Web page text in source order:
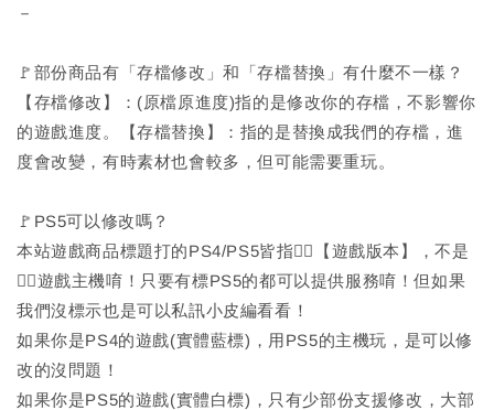
－
🚩部份商品有「存檔修改」和「存檔替換」有什麼不一樣？
【存檔修改】：(原檔原進度)指的是修改你的存檔，不影響你
的遊戲進度。【存檔替換】：指的是替換成我們的存檔，進
度會改變，有時素材也會較多，但可能需要重玩。
🚩PS5可以修改嗎？
本站遊戲商品標題打的PS4/PS5皆指🙆‍♂️【遊戲版本】，不是
🙅‍♂️遊戲主機唷！只要有標PS5的都可以提供服務唷！但如果
我們沒標示也是可以私訊小皮編看看！
如果你是PS4的遊戲(實體藍標)，用PS5的主機玩，是可以修
改的沒問題！
如果你是PS5的遊戲(實體白標)，只有少部份支援修改，大部